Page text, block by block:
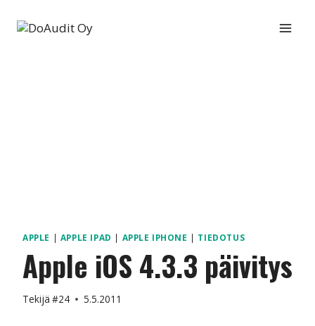
sisältöön
APPLE | APPLE IPAD | APPLE IPHONE | TIEDOTUS
Apple iOS 4.3.3 päivitys
Tekijä #24 5.5.2011